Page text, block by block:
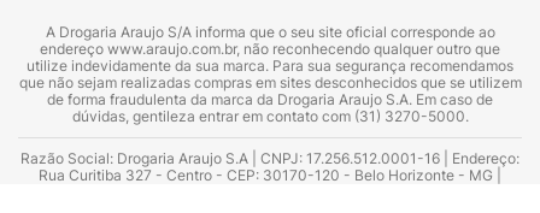
A Drogaria Araujo S/A informa que o seu site oficial corresponde ao
endereço www.araujo.com.br, não reconhecendo qualquer outro que
utilize indevidamente da sua marca. Para sua segurança recomendamos
que não sejam realizadas compras em sites desconhecidos que se utilizem
de forma fraudulenta da marca da Drogaria Araujo S.A. Em caso de
dúvidas, gentileza entrar em contato com (31) 3270-5000.
Razão Social: Drogaria Araujo S.A | CNPJ: 17.256.512.0001-16 | Endereço:
Rua Curitiba 327 - Centro - CEP: 30170-120 - Belo Horizonte - MG |